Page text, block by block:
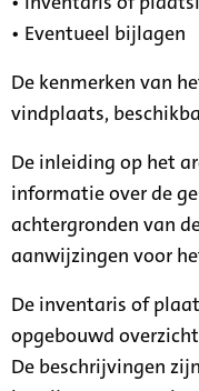
• Eventueel bijlagen
De kenmerken van
vindplaats,
De inleiding op het
informatie over de
achtergronden van
aanwijzingen voor
De inventaris of
opgebouwd
De beschrijvingen